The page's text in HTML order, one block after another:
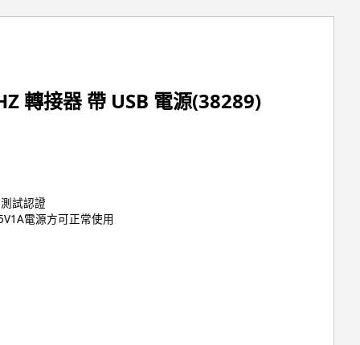
轉接器 帶 USB 電源(38289)
試認證
電源方可正常使用